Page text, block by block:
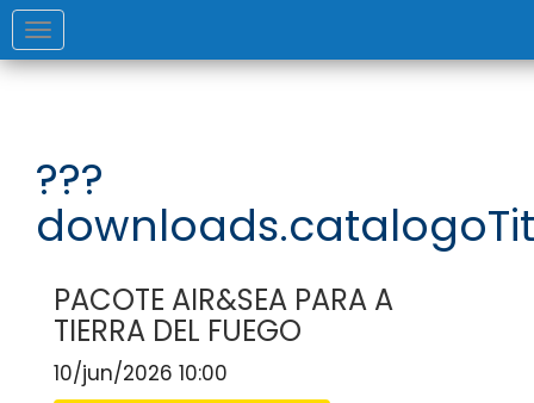
Toggle
navigation
???
PACOTE AIR&SEA PARA A
TIERRA DEL FUEGO
10/jun/2026 10:00